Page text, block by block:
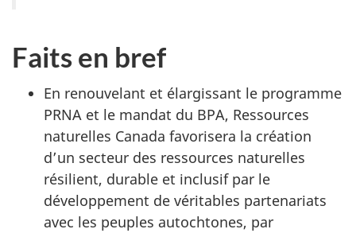
Faits en bref
En renouvelant et élargissant le programme
PRNA et le mandat du BPA, Ressources
naturelles Canada favorisera la création
d’un secteur des ressources naturelles
résilient, durable et inclusif par le
développement de véritables partenariats
avec les peuples autochtones, par